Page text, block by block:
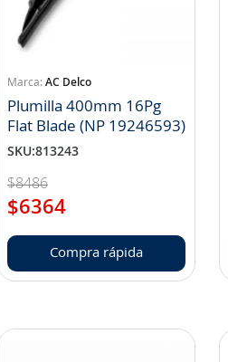
AC Delco
Plumilla 400mm 16Pg
Flat Blade (NP 19246593)
SKU:813243
$8486
$6364
Compra rápida